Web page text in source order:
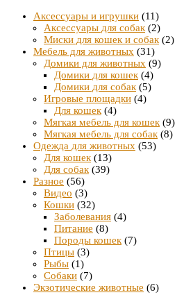
Аксессуары и игрушки (11)
Аксессуары для собак (2)
Миски для кошек и собак (2)
Мебель для животных (31)
Домики для животных (9)
Домики для кошек (4)
Домики для собак (5)
Игровые площадки (4)
Для кошек (4)
Мягкая мебель для кошек (9)
Мягкая мебель для собак (8)
Одежда для животных (53)
Для кошек (13)
Для собак (39)
Разное (56)
Видео (3)
Кошки (32)
Заболевания (4)
Питание (8)
Породы кошек (7)
Птицы (3)
Рыбы (1)
Собаки (7)
Экзотические животные (6)